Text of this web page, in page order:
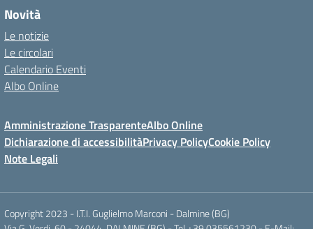
Novità
Le notizie
Le circolari
Calendario Eventi
Albo Online
Amministrazione TrasparenteAlbo Online
Dichiarazione di accessibilitàPrivacy PolicyCookie Policy
Note Legali
Copyright 2023 - I.T.I. Guglielmo Marconi - Dalmine (BG)